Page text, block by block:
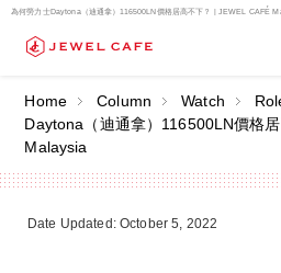
為何勞力士Daytona（迪通拿）116500LN價格居高不下？ | JEWEL CAFÉ
Home Column Watch
Daytona（迪通拿）116500LN價格
Malaysia
Date Updated: October 5, 2022